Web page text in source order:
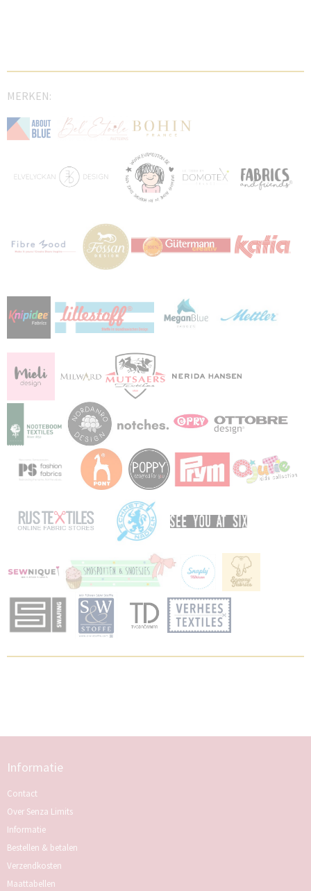
MERKEN:
Informatie
Contact
Over Senza Limits
Informatie
Bestellen & betalen
Verzendkosten
Maattabellen